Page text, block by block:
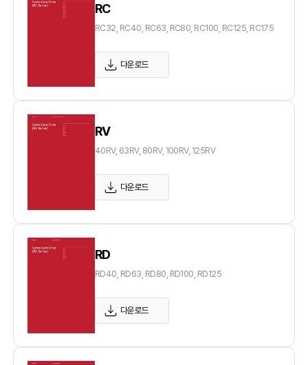
RC
RC32, RC40, RC63, RC80, RC100, RC125, RC175
다운로드
RV
40RV, 63RV, 80RV, 100RV, 125RV
다운로드
RD
RD40, RD63, RD80, RD100, RD125
다운로드